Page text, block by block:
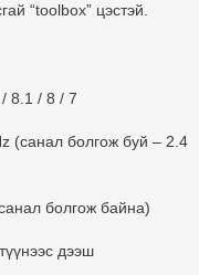
“toolbox” цэстэй.
8.1 / 8 / 7
(санал болгож буй – 2.4
болгож байна)
дээш